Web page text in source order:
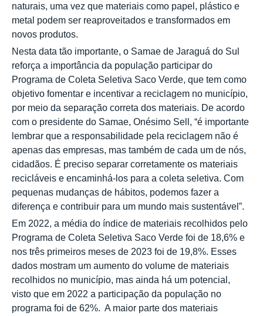
naturais, uma vez que materiais como papel, plástico e
metal podem ser reaproveitados e transformados em
novos produtos.
Nesta data tão importante, o Samae de Jaraguá do Sul
reforça a importância da população participar do
Programa de Coleta Seletiva Saco Verde, que tem como
objetivo fomentar e incentivar a reciclagem no município,
por meio da separação correta dos materiais. De acordo
com o presidente do Samae, Onésimo Sell, “é importante
lembrar que a responsabilidade pela reciclagem não é
apenas das empresas, mas também de cada um de nós,
cidadãos. É preciso separar corretamente os materiais
recicláveis e encaminhá-los para a coleta seletiva. Com
pequenas mudanças de hábitos, podemos fazer a
diferença e contribuir para um mundo mais sustentável”.
Em 2022, a média do índice de materiais recolhidos pelo
Programa de Coleta Seletiva Saco Verde foi de 18,6% e
nos três primeiros meses de 2023 foi de 19,8%. Esses
dados mostram um aumento do volume de materiais
recolhidos no município, mas ainda há um potencial,
visto que em 2022 a participação da população no
programa foi de 62%. A maior parte dos materiais